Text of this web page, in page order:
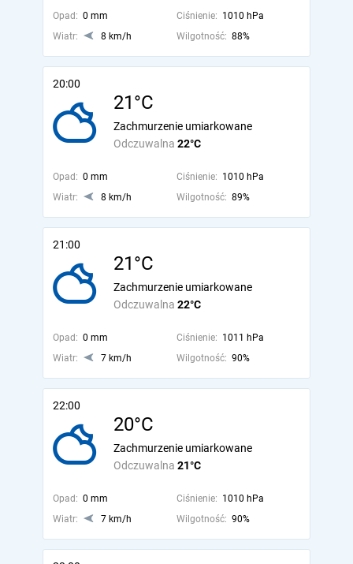
Opad: 0 mm Ciśnienie: 1010 hPa
Wiatr:
8 km/h Wilgotność: 88%
20:00
21°C
Odczuwalna 22°C
Zachmurzenie umiarkowane
Opad: 0 mm Ciśnienie: 1010 hPa
Wiatr:
8 km/h Wilgotność: 89%
21:00
21°C
Odczuwalna 22°C
Zachmurzenie umiarkowane
Opad: 0 mm Ciśnienie: 1011 hPa
Wiatr:
7 km/h Wilgotność: 90%
22:00
20°C
Odczuwalna 21°C
Zachmurzenie umiarkowane
Opad: 0 mm Ciśnienie: 1010 hPa
Wiatr:
7 km/h Wilgotność: 90%